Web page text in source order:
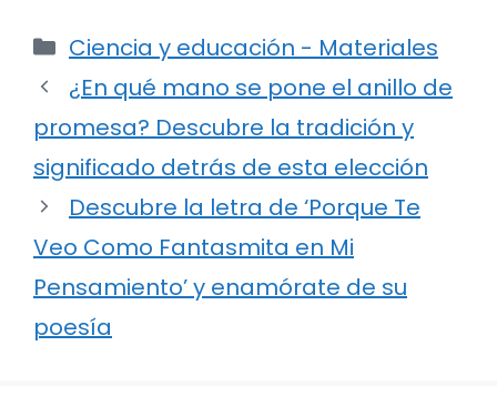
Categorías
Ciencia y educación - Materiales
¿En qué mano se pone el anillo de
promesa? Descubre la tradición y
significado detrás de esta elección
Descubre la letra de ‘Porque Te
Veo Como Fantasmita en Mi
Pensamiento’ y enamórate de su
poesía